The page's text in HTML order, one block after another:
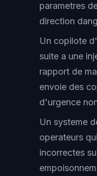
parametres
direction
Un copilote
suite a une
rapport de
envoie des
d'urgence
Un systeme
operateurs
incorrectes